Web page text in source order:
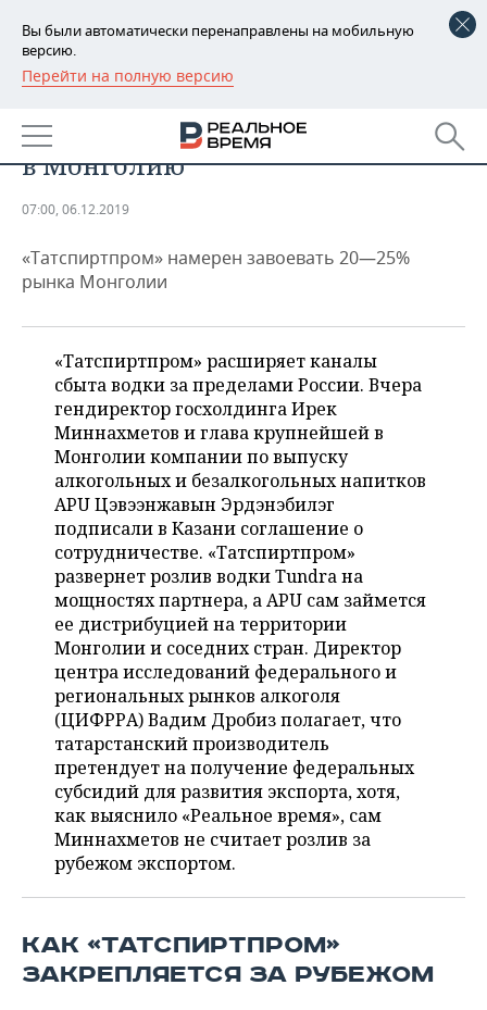
Вы были автоматически перенаправлены на мобильную
версию.
Перейти на полную версию
РЕГИОНЫ
БАШКОРТОСТАН
ТАТАРСТАН
НОВОСТИ
АНАЛИТИКА
ДЕКЛАРАЦИИ О ДОХОДАХ
КОРОЛИ ГОСЗАКАЗА ПФО
ВУЗЫ ТАТАРСТАНА
КОМУ ПРИНАДЛЕЖАТ
ТОРГОВЫЕ ЦЕНТРЫ
ТАТАРСТАНА
НОВОСТИ ЭКОНОМИКИ
ФИНАНСЫ
БАНКИ
БЮДЖЕТ
ИНВЕСТИЦИИ
ПРОМЫШЛЕННОСТЬ
НОВОСТИ
АГРОПРОМ
МАШИНОСТРОЕНИЕ
НЕФТЕХИМИЯ
НЕФТЬ
ОПК
ЭНЕРГЕТИКА
НЕДВИЖИМОСТЬ
НОВОСТИ НЕДВИЖИМОСТИ
АВТО
НОВОСТИ АВТО
БИЗНЕС
НОВОСТИ БИЗНЕСА
РОЗНИЧНАЯ ТОРГОВЛЯ
ТРАНСПОРТ
УСЛУГИ
ТЕХНОЛОГИИ
НОВОСТИ ТЕХНОЛОГИЙ
МЕДИА
ТЕЛЕКОММУНИКАЦИИ
МЕРОПРИЯТИЯ
НОВОСТИ МЕРОПРИЯТИЙ
ВЫЕЗДНАЯ РЕДАКЦИЯ
БИЗНЕС-БРАНЧИ
ONLINE-КОНФЕРЕНЦИИ
ОТКРЫТАЯ ЛЕКЦИЯ
СПОРТ
НОВОСТИ СПОРТА
ФУТБОЛ
ХОККЕЙ
БАСКЕТБОЛ
ВОЛЕЙБОЛ
КИБЕРСПОРТ
ВОДНЫЕ ВИДЫ СПОРТА
ОБЩЕСТВО
НОВОСТИ ОБЩЕСТВА
ВЛАСТЬ
ИНФРАСТРУКТУРА
ИСТОРИЯ
КУЛЬТУРА
ОБРАЗОВАНИЕ
ФОТОГАЛЕРЕЯ
СЮЖЕТЫ
СПРАВОЧНИК
СПИСОК ПЕРСОН
СПИСОК КОМПАНИЙ
ПОЛНАЯ ВЕРСИЯ
«Татспиртпром» завез «Тундру»
в Монголию
07:00, 06.12.2019
«Татспиртпром» намерен завоевать 20—25%
рынка Монголии
«Татспиртпром» расширяет каналы
сбыта водки за пределами России. Вчера
гендиректор госхолдинга Ирек
Миннахметов и глава крупнейшей в
Монголии компании по выпуску
алкогольных и безалкогольных напитков
APU Цэвээнжавын Эрдэнэбилэг
подписали в Казани соглашение о
сотрудничестве. «Татспиртпром»
развернет розлив водки Tundra на
мощностях партнера, а APU сам займется
ее дистрибуцией на территории
Монголии и соседних стран. Директор
центра исследований федерального и
региональных рынков алкоголя
(ЦИФРРА) Вадим Дробиз полагает, что
татарстанский производитель
претендует на получение федеральных
субсидий для развития экспорта, хотя,
как выяснило «Реальное время», сам
Миннахметов не считает розлив за
рубежом экспортом.
КАК «ТАТСПИРТПРОМ»
ЗАКРЕПЛЯЕТСЯ ЗА РУБЕЖОМ